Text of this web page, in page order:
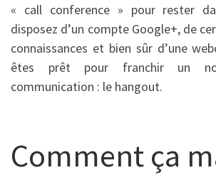
« call conference » pour rester
disposez d’un compte Google+, de
connaissances et bien sûr d’une
êtes prêt pour franchir un
communication : le hangout.
Comment ça